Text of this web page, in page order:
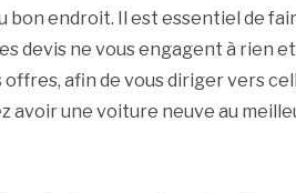
bon endroit. Il est essentiel de
devis ne vous engagent à rien
afin de vous diriger vers
une voiture neuve au